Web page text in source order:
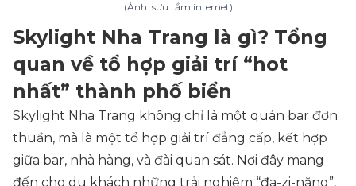
(Ảnh: sưu tầm internet)
Skylight Nha Trang là gì? Tổng
quan về tổ hợp giải trí “hot
nhất” thành phố biển
Skylight Nha Trang không chỉ là một quán bar đơn
thuần, mà là một tổ hợp giải trí đẳng cấp, kết hợp
giữa bar, nhà hàng, và đài quan sát. Nơi đây mang
đến cho du khách những trải nghiệm “đa-zi-năng”,